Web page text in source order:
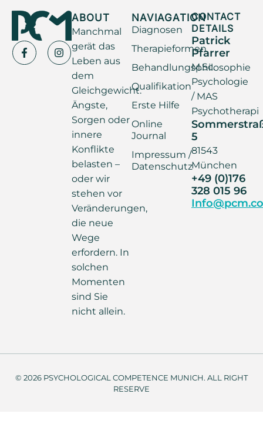
ABOUT
Manchmal
gerät das
Leben aus
dem
Gleichgewicht.
Ängste,
Sorgen oder
innere
Konflikte
belasten –
oder wir
stehen vor
Veränderungen,
die neue
Wege
erfordern. In
solchen
Momenten
sind Sie
nicht allein.
NAVIAGATION
Diagnosen
Therapieformen
Behandlungsphilosophie
Qualifikation
Erste Hilfe
Online
Journal
Impressum /
Datenschutz
CONTACT
DETAILS
Patrick
Pfarrer
M.Sc.
Psychologie
/ MAS
Psychotherapi
5
81543
München
+49 (0)176
328 015 96
© 2026 PSYCHOLOGICAL COMPETENCE MUNICH. ALL RIGHT
RESERVE